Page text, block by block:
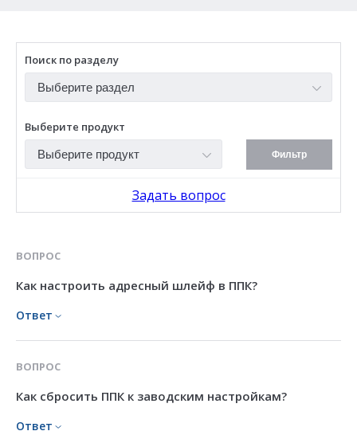
Поиск по разделу
Выберите продукт
Фильтр
Задать вопрос
ВОПРОС
Как настроить адресный шлейф в ППК?
Ответ
ВОПРОС
Как сбросить ППК к заводским настройкам?
Ответ